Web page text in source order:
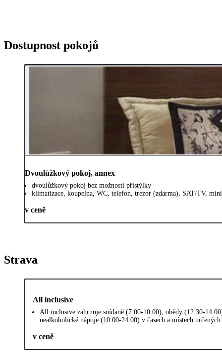
Dostupnost pokojů
Dvoulůžkový pokoj, annex
dvoulůžkový pokoj bez možnosti přistýlky
klimatizace, koupelna, WC, telefon, trezor (zdarma), SAT/TV,
v ceně
Strava
All inclusive
All inclusive zahrnuje snídaně (7:00-10:00), obědy (12:30-
nealkoholické nápoje (10:00-24:00) v časech a místech
v ceně